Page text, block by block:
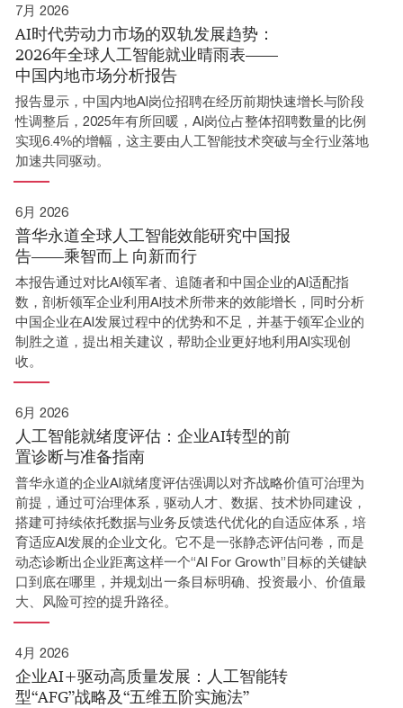
7月 2026
AI时代劳动力市场的双轨发展趋势：
2026年全球人工智能就业晴雨表——
中国内地市场分析报告
报告显示，中国内地AI岗位招聘在经历前期快速增长与阶段
性调整后，2025年有所回暖，AI岗位占整体招聘数量的比例
实现6.4%的增幅，这主要由人工智能技术突破与全行业落地
加速共同驱动。
6月 2026
普华永道全球人工智能效能研究中国报
告——乘智而上 向新而行
本报告通过对比AI领军者、追随者和中国企业的AI适配指
数，剖析领军企业利用AI技术所带来的效能增长，同时分析
中国企业在AI发展过程中的优势和不足，并基于领军企业的
制胜之道，提出相关建议，帮助企业更好地利用AI实现创
收。
6月 2026
人工智能就绪度评估：企业AI转型的前
置诊断与准备指南
普华永道的企业AI就绪度评估强调以对齐战略价值可治理为
前提，通过可治理体系，驱动人才、数据、技术协同建设，
搭建可持续依托数据与业务反馈迭代优化的自适应体系，培
育适应AI发展的企业文化。它不是一张静态评估问卷，而是
动态诊断出企业距离这样一个“AI For Growth”目标的关键缺
口到底在哪里，并规划出一条目标明确、投资最小、价值最
大、风险可控的提升路径。
4月 2026
企业AI+驱动高质量发展：人工智能转
型“AFG”战略及“五维五阶实施法”